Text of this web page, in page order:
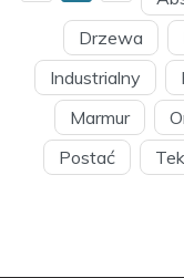
Drzewa
Industrialny
Marmur
Postać